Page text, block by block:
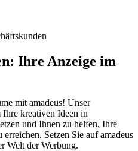
Ihre Anzeige im
mit amadeus! Unser
Ihre kreativen Ideen in
und Ihnen zu helfen, Ihre
Setzen Sie auf amadeus
Welt der Werbung.